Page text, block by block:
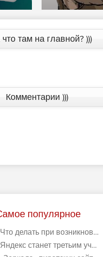
там на главной? )))
Комментарии )))
популярное
Что делать при возникновении ошибки Download interrupted в Chrome - «Windows»
Яндекс станет третьим участником в процессе ФАС против Google - «Интернет»